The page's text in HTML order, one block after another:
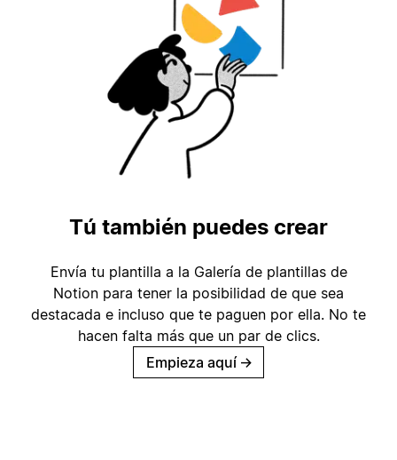
Tú también puedes crear
Envía tu plantilla a la Galería de plantillas de
Notion para tener la posibilidad de que sea
destacada e incluso que te paguen por ella. No te
hacen falta más que un par de clics.
Empieza aquí →